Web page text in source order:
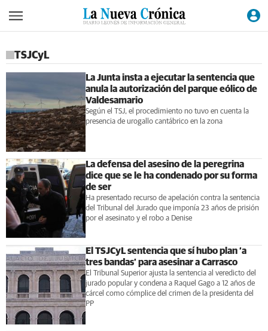
TSJCyL
La Junta insta a ejecutar la sentencia que
anula la autorización del parque eólico de
Valdesamario
Según el TSJ, el procedimiento no tuvo en cuenta la
presencia de urogallo cantábrico en la zona
La defensa del asesino de la peregrina
dice que se le ha condenado por su forma
de ser
Ha presentado recurso de apelación contra la sentencia
del Tribunal del Jurado que imponía 23 años de prisión
por el asesinato y el robo a Denise
El TSJCyL sentencia que sí hubo plan ‘a
tres bandas’ para asesinar a Carrasco
El Tribunal Superior ajusta la sentencia al veredicto del
jurado popular y condena a Raquel Gago a 12 años de
cárcel como cómplice del crimen de la presidenta del
PP